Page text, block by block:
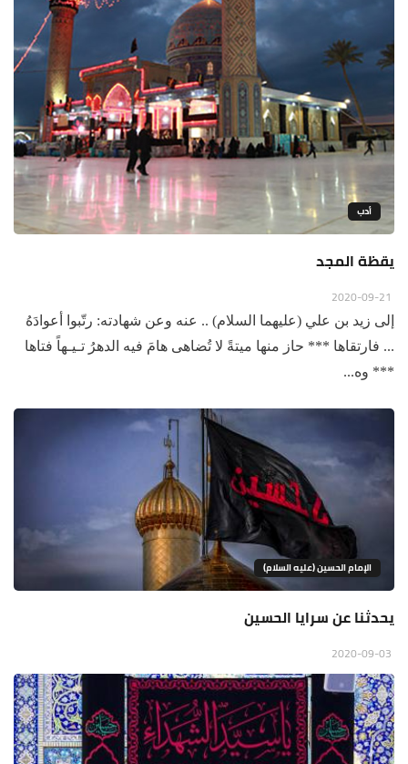
أدب
يقظة المجد
إلى زيد بن علي (عليهما السلام) .. عنه وعن شهادته: رتّبوا أعوادَهُ
... فارتقاها *** حاز منها ميتةً لا تُضاهى هامَ فيه الدهرُ تـيـهاً فتاها
*** وه...
الإمام الحسين (عليه السلام)
يحدثنا عن سرايا الحسين